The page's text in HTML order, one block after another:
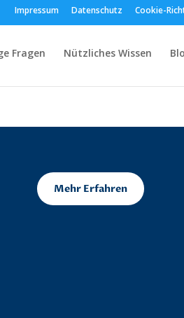
Impressum Datenschutz Cookie-
Fragen Nützliches Wissen
Mehr Erfahren